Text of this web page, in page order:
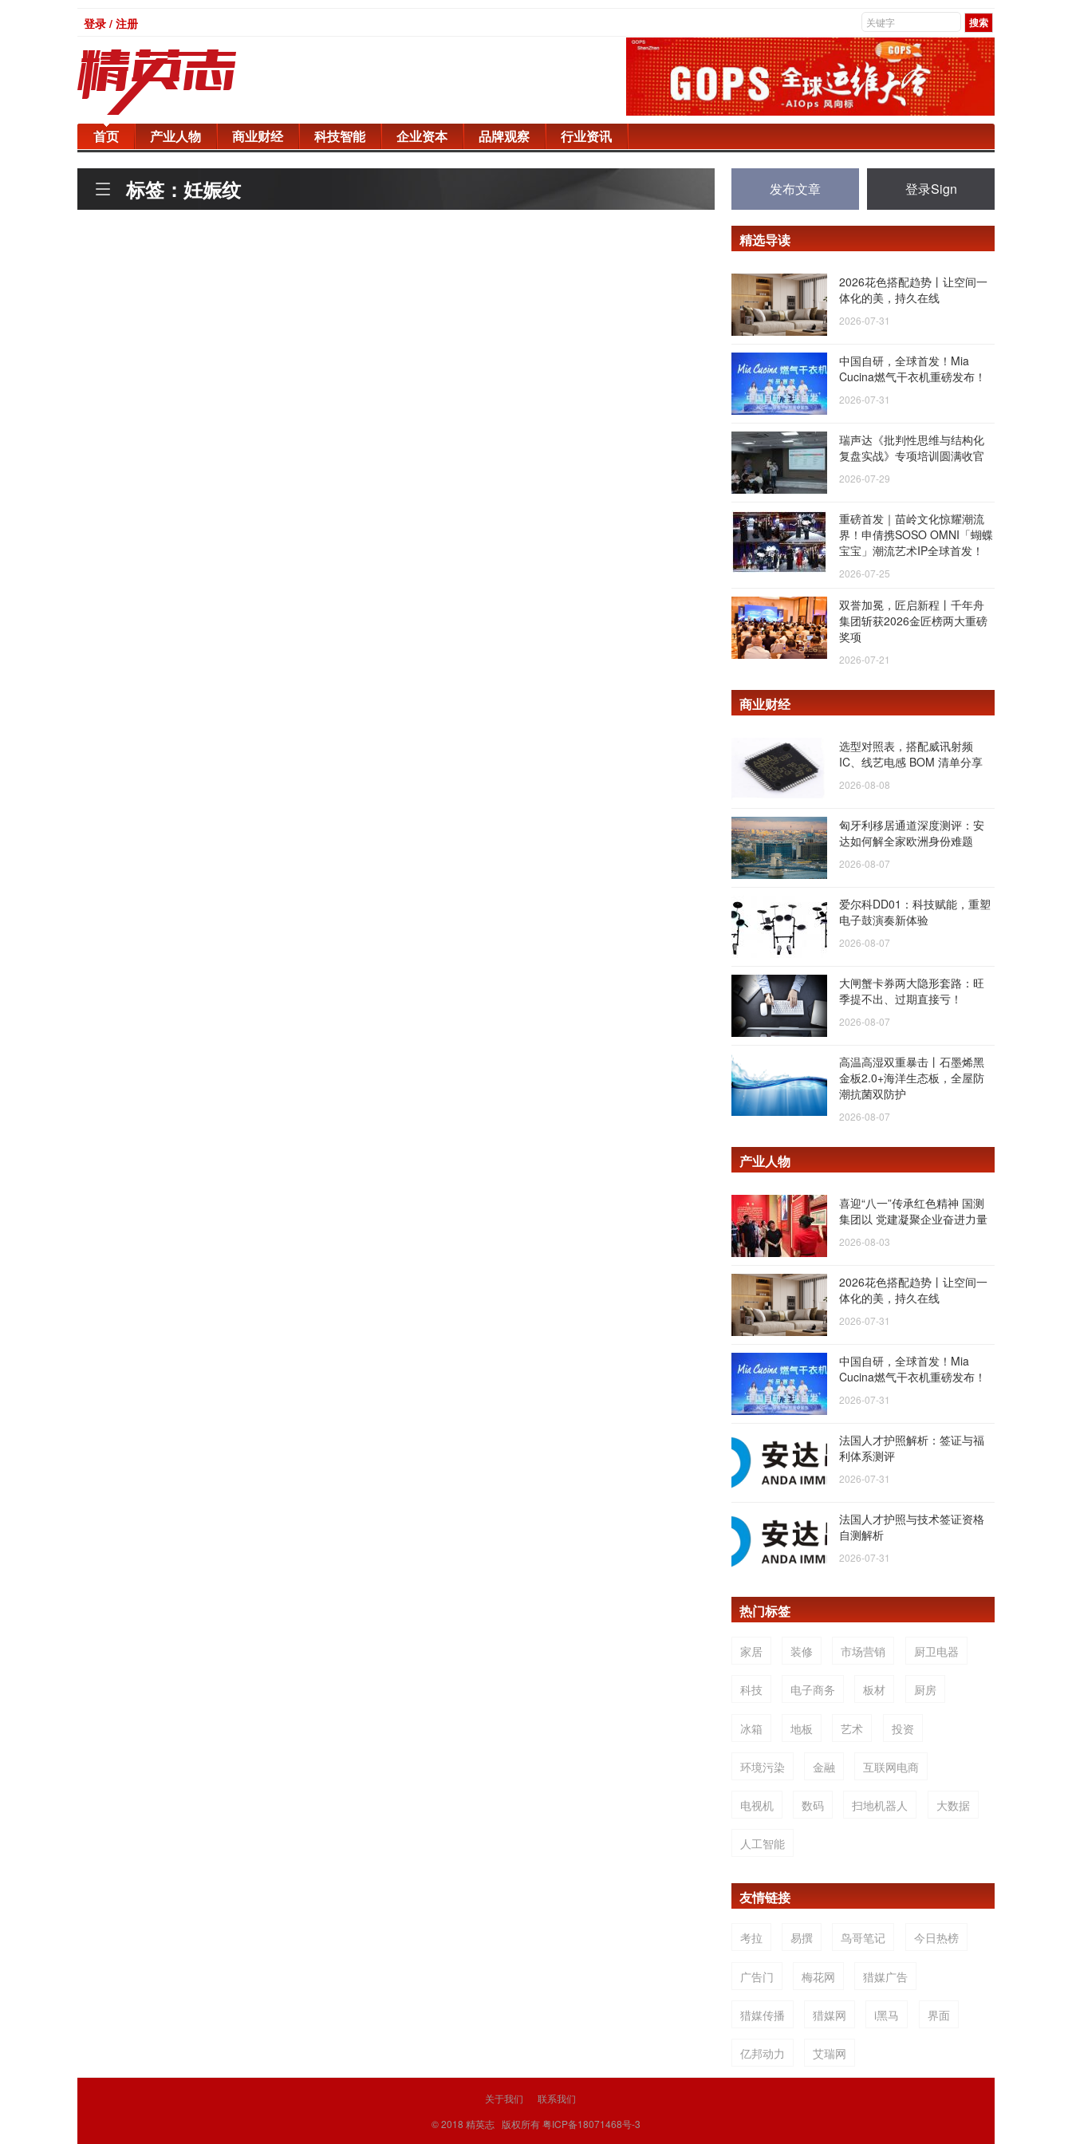
登录 / 注册
首页 产业人物 商业财经 科技智能 企业资本 品牌观察 行业资讯
标签：妊娠纹 发布文章 登录Sign
精选导读
2026花色搭配趋势丨让空间一
体化的美，持久在线
2026-07-31
中国自研，全球首发！Mia
Cucina燃气干衣机重磅发布！
2026-07-31
瑞声达《批判性思维与结构化
复盘实战》专项培训圆满收官
2026-07-29
重磅首发｜苗岭文化惊耀潮流
界！申倩携SOSO OMNI「蝴蝶
宝宝」潮流艺术IP全球首发！
2026-07-25
双誉加冕，匠启新程丨千年舟
集团斩获2026金匠榜两大重磅
奖项
2026-07-21
商业财经
选型对照表，搭配威讯射频
IC、线艺电感 BOM 清单分享
2026-08-08
匈牙利移居通道深度测评：安
达如何解全家欧洲身份难题
2026-08-07
爱尔科DD01：科技赋能，重塑
电子鼓演奏新体验
2026-08-07
大闸蟹卡券两大隐形套路：旺
季提不出、过期直接亏！
2026-08-07
高温高湿双重暴击丨石墨烯黑
金板2.0+海洋生态板，全屋防
潮抗菌双防护
2026-08-07
产业人物
喜迎“八一”传承红色精神 国测
集团以 党建凝聚企业奋进力量
2026-08-03
2026花色搭配趋势丨让空间一
体化的美，持久在线
2026-07-31
中国自研，全球首发！Mia
Cucina燃气干衣机重磅发布！
2026-07-31
法国人才护照解析：签证与福
利体系测评
2026-07-31
法国人才护照与技术签证资格
自测解析
2026-07-31
热门标签
家居 装修 市场营销 厨卫电器
科技 电子商务 板材 厨房
冰箱 地板 艺术 投资
环境污染 金融 互联网电商
电视机 数码 扫地机器人 大数据
人工智能
友情链接
考拉 易撰 鸟哥笔记 今日热榜
广告门 梅花网 猎媒广告
猎媒传播 猎媒网 i黑马 界面
亿邦动力 艾瑞网
关于我们
联系我们
© 2018 精英志 版权所有粤ICP备18071468号-3